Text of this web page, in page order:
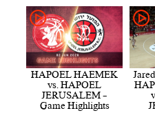
HAPOEL HAEMEK
vs. HAPOEL
JERUSALEM -
Game Highlights